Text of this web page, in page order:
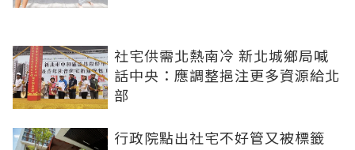
社宅供需北熱南冷 新北城鄉局喊
話中央：應調整挹注更多資源給北
部
行政院點出社宅不好管又被標籤